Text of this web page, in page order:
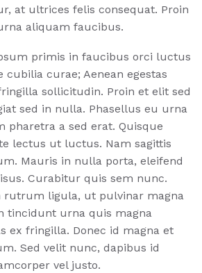
at ultrices felis consequat. Proin
aliquam faucibus.
primis in faucibus orci luctus
curae; Aenean egestas
sollicitudin. Proin et elit sed
sed in nulla. Phasellus eu urna
pharetra a sed erat. Quisque
lectus ut luctus. Nam sagittis
Mauris in nulla porta, eleifend
Curabitur quis sem nunc.
rutrum ligula, ut pulvinar magna
tincidunt urna quis magna
ex fringilla. Donec id magna et
Sed velit nunc, dapibus id
vel justo.